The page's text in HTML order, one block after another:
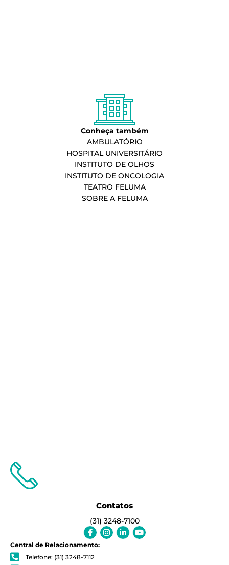
Conheça também
AMBULATÓRIO
HOSPITAL UNIVERSITÁRIO
INSTITUTO DE OLHOS
INSTITUTO DE ONCOLOGIA
TEATRO FELUMA
SOBRE A FELUMA
Contatos
(31) 3248-7100
Facebook-
f
Instagram
Linkedin-
in
Youtube
Central de Relacionamento:
Telefone: (31) 3248-7112